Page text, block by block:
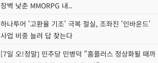
장벽 낮춘 MMORPG 내..
하나투어 '고환율 기조' 극복 절실, 조좌진 '인바운드'
사업 비중 늘려 답 찾는다
[7일 오!정말] 민주당 민병덕 "홈플러스 정상화될 때까